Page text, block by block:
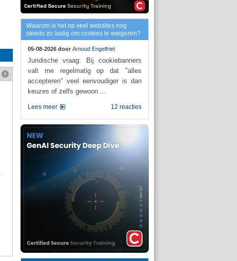
Waarom is het op veel websites nog
steeds zo lastig om cookies te weigeren?
05-08-2026 door Arnoud Engelfriet
Juridische vraag: Bij cookiebanners
valt me regelmatig op dat "alles
accepteren" veel eenvoudiger is dan
keuzes of zelfs gewoon ...
12 reacties
Lees meer